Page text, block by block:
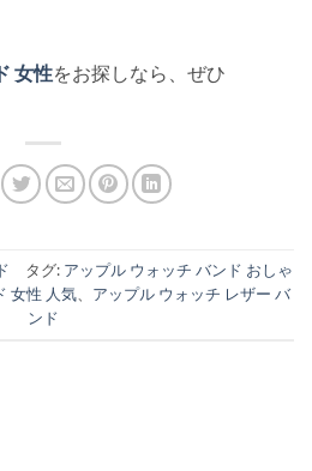
女性をお探しなら、ぜひ
タグ: アップル ウォッチ バンド おしゃ
女性 人気、 アップル ウォッチ レザー バ
ンド